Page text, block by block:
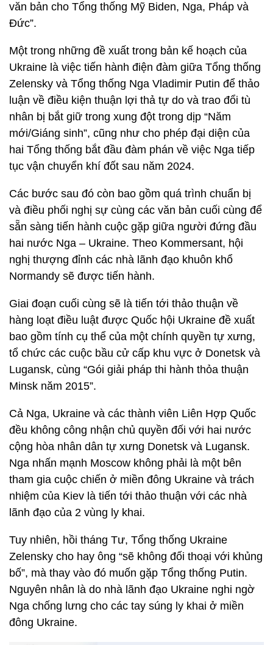
văn bản cho Tổng thống Mỹ Biden, Nga, Pháp và
Đức”.
Một trong những đề xuất trong bản kế hoạch của
Ukraine là việc tiến hành điện đàm giữa Tổng thống
Zelensky và Tổng thống Nga Vladimir Putin để thảo
luận về điều kiện thuận lợi thả tự do và trao đổi tù
nhân bị bắt giữ trong xung đột trong dịp “Năm
mới/Giáng sinh”, cũng như cho phép đại diện của
hai Tổng thống bắt đầu đàm phán về việc Nga tiếp
tục vận chuyển khí đốt sau năm 2024.
Các bước sau đó còn bao gồm quá trình chuẩn bị
và điều phối nghị sự cùng các văn bản cuối cùng để
sẵn sàng tiến hành cuộc gặp giữa người đứng đầu
hai nước Nga – Ukraine. Theo Kommersant, hội
nghị thượng đỉnh các nhà lãnh đạo khuôn khổ
Normandy sẽ được tiến hành.
Giai đoạn cuối cùng sẽ là tiến tới thảo thuận về
hàng loạt điều luật được Quốc hội Ukraine đề xuất
bao gồm tính cụ thể của một chính quyền tự xưng,
tổ chức các cuộc bầu cử cấp khu vực ở Donetsk và
Lugansk, cùng “Gói giải pháp thi hành thỏa thuận
Minsk năm 2015”.
Cả Nga, Ukraine và các thành viên Liên Hợp Quốc
đều không công nhận chủ quyền đối với hai nước
cộng hòa nhân dân tự xưng Donetsk và Lugansk.
Nga nhấn mạnh Moscow không phải là một bên
tham gia cuộc chiến ở miền đông Ukraine và trách
nhiệm của Kiev là tiến tới thảo thuận với các nhà
lãnh đạo của 2 vùng ly khai.
Tuy nhiên, hồi tháng Tư, Tổng thống Ukraine
Zelensky cho hay ông “sẽ không đối thoại với khủng
bố”, mà thay vào đó muốn gặp Tổng thống Putin.
Nguyên nhân là do nhà lãnh đạo Ukraine nghi ngờ
Nga chống lưng cho các tay súng ly khai ở miền
đông Ukraine.